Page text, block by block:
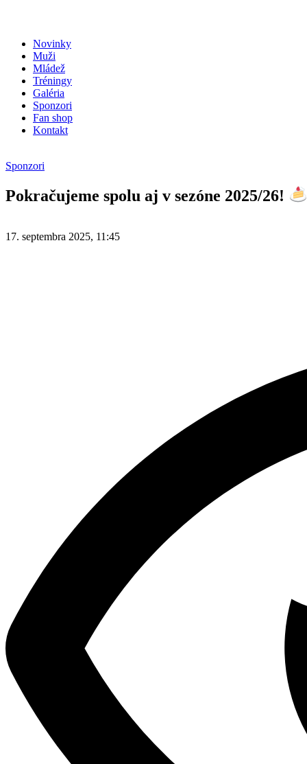
Novinky
Muži
Mládež
Tréningy
Galéria
Sponzori
Fan shop
Kontakt
Sponzori
Pokračujeme spolu aj v sezóne 2025/26!
17. septembra 2025, 11:45